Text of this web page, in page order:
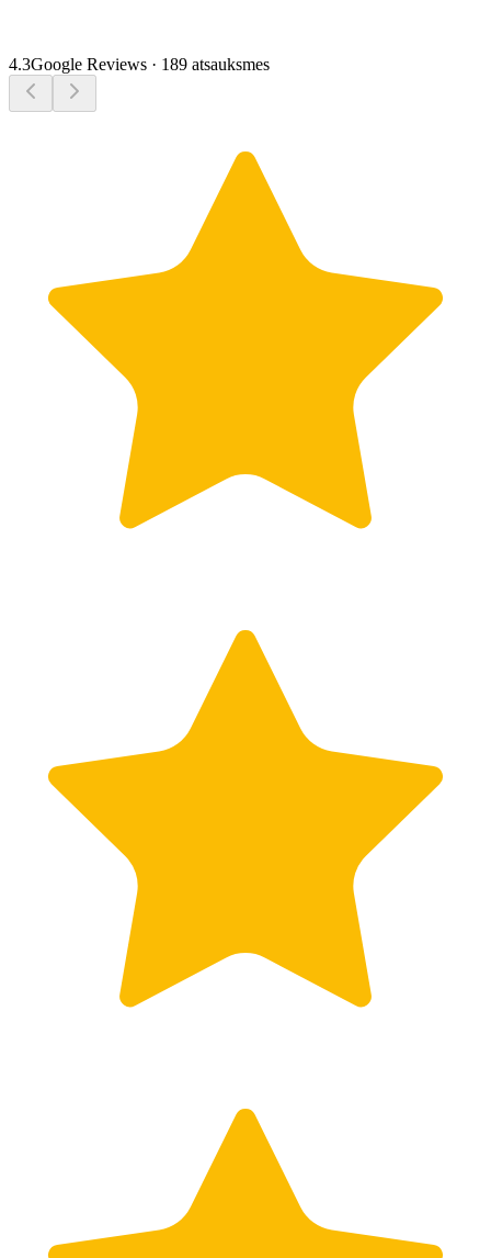
4.3Google Reviews · 189 atsauksmes